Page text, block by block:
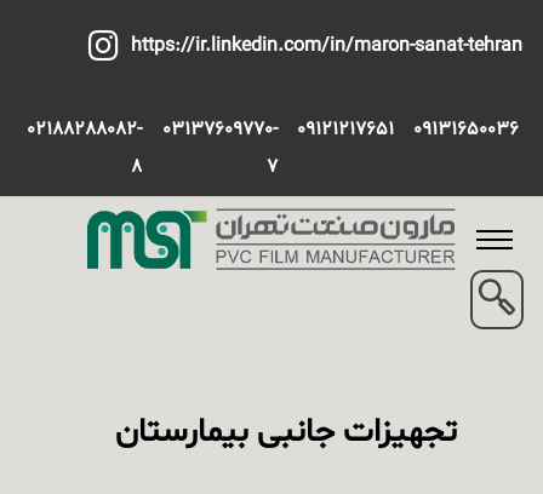
https://ir.linkedin.com/in/maron-sanat-tehran
09131650036
09121217651
03137609770-
7
02188288082-
8
تجهیزات جانبی بیمارستان